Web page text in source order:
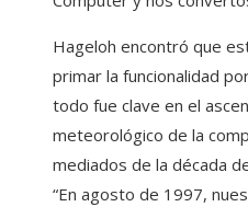
Hageloh encontró que
primar la funcionalidad
todo fue clave en el
meteorológico de la
mediados de la década
“En agosto de 1997,